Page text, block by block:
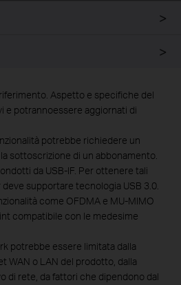
Aspetto e specifiche del
e potrannoessere aggiornati di
potrebbe richiedere un
sottoscrizione di un abbonamento.
da USB-IF. Per ottenere tali
supportare tecnologia USB 3.0.
come OFDMA e MU-MIMO
compatibile con le medesime
potrebbe essere limitata dalla
WAN o LAN del prodotto, dalla
di rete, da fattori che dipendono dal